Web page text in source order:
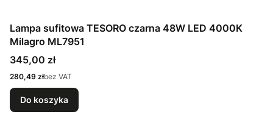
Lampa sufitowa TESORO czarna 48W LED 4000K
Milagro ML7951
Cena
345,00 zł
Cena
280,49 złbez VAT
Do koszyka